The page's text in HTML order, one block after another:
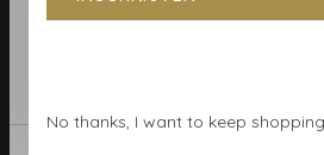
Algemene voorwaarden
Betaalmethoden
No thanks, I want to keep